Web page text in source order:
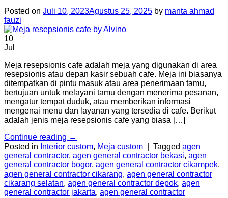
Posted on Juli 10, 2023Agustus 25, 2025 by manta ahmad
fauzi
10
Jul
Meja resepsionis cafe adalah meja yang digunakan di area
resepsionis atau depan kasir sebuah cafe. Meja ini biasanya
ditempatkan di pintu masuk atau area penerimaan tamu,
bertujuan untuk melayani tamu dengan menerima pesanan,
mengatur tempat duduk, atau memberikan informasi
mengenai menu dan layanan yang tersedia di cafe. Berikut
adalah jenis meja resepsionis cafe yang biasa […]
Continue reading →
Posted in Interior custom, Meja custom Tagged agen
general contractor, agen general contractor bekasi, agen
general contractor bogor, agen general contractor cikampek,
agen general contractor cikarang, agen general contractor
cikarang selatan, agen general contractor depok, agen
general contractor jakarta, agen general contractor